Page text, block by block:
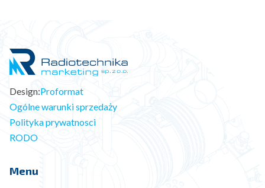
Design:Proformat
Ogólne warunki sprzedaży
Polityka prywatnosci
RODO
Menu